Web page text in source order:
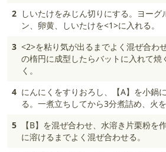
2 しいたけをみじん切りにする。ヨーグ
ン、卵黄、しいたけを<1>に入れる。
3 <2>を粘り気が出るまでよく混ぜ合わ
の楕円に成型したらバットに入れて焼
く。
4 にんにくをすりおろし、【A】を小鍋
る。一煮立ちしてから3分煮詰め、火を
5
【B】を混ぜ合わせ、水溶き片栗粉を
に溶けるまでよく混ぜ合わせる。